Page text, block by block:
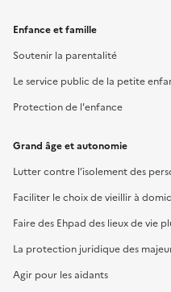
Enfance et famille
Soutenir la parentalité
Le service public de la petite
Protection de l'enfance
Grand âge et autonomie
Lutter contre l’isolement des
Faciliter le choix de vieillir à
Faire des Ehpad des lieux de vie
La protection juridique des
Agir pour les aidants